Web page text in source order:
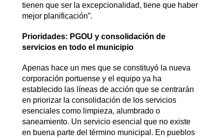
tienen que ser la excepcionalidad, tiene que haber
mejor planificación”.
Prioridades: PGOU y consolidación de
servicios en todo el municipio
Apenas hace un mes que se constituyó la nueva
corporación portuense y el equipo ya ha
establecido las líneas de acción que se centrarán
en priorizar la consolidación de los servicios
esenciales como limpieza, alumbrado o
saneamiento. Un servicio esencial que no existe
en buena parte del término municipal. En pueblos